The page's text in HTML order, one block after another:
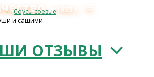
с 1993 г. ≡
Соусы соевые
и сашими
ОТЗЫВЫ